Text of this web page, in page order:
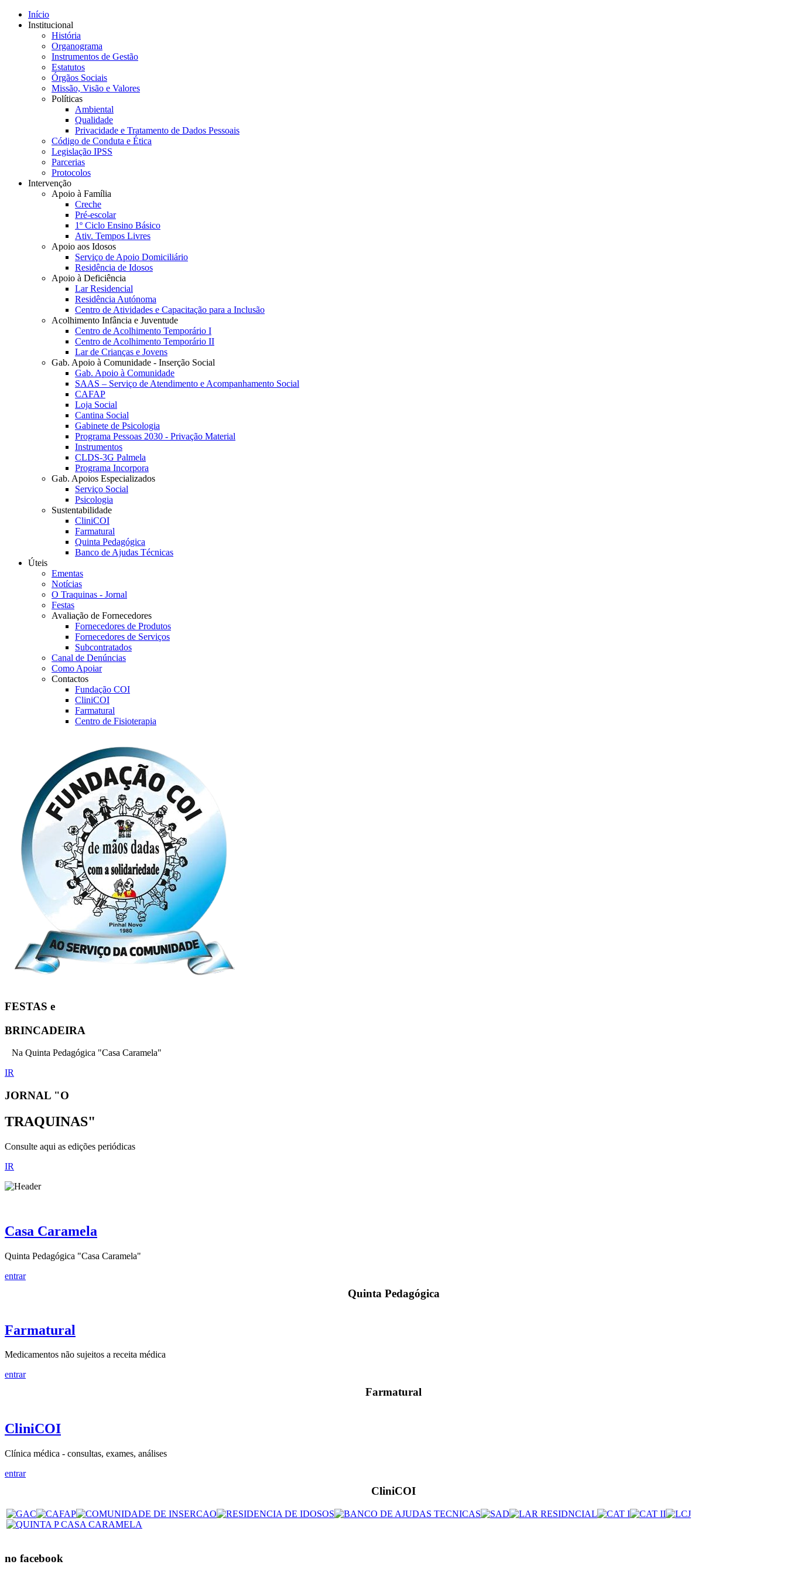
Início
Institucional
História
Organograma
Instrumentos de Gestão
Estatutos
Órgãos Sociais
Missão, Visão e Valores
Políticas
Ambiental
Qualidade
Privacidade e Tratamento de Dados Pessoais
Código de Conduta e Ética
Legislação IPSS
Parcerias
Protocolos
Intervenção
Apoio à Família
Creche
Pré-escolar
1º Ciclo Ensino Básico
Ativ. Tempos Livres
Apoio aos Idosos
Serviço de Apoio Domiciliário
Residência de Idosos
Apoio à Deficiência
Lar Residencial
Residência Autónoma
Centro de Atividades e Capacitação para a Inclusão
Acolhimento Infância e Juventude
Centro de Acolhimento Temporário I
Centro de Acolhimento Temporário II
Lar de Crianças e Jovens
Gab. Apoio à Comunidade - Inserção Social
Gab. Apoio à Comunidade
SAAS – Serviço de Atendimento e Acompanhamento Social
CAFAP
Loja Social
Cantina Social
Gabinete de Psicologia
Programa Pessoas 2030 - Privação Material
Instrumentos
CLDS-3G Palmela
Programa Incorpora
Gab. Apoios Especializados
Serviço Social
Psicologia
Sustentabilidade
CliniCOI
Farmatural
Quinta Pedagógica
Banco de Ajudas Técnicas
Úteis
Ementas
Notícias
O Traquinas - Jornal
Festas
Avaliação de Fornecedores
Fornecedores de Produtos
Fornecedores de Serviços
Subcontratados
Canal de Denúncias
Como Apoiar
Contactos
Fundação COI
CliniCOI
Farmatural
Centro de Fisioterapia
FESTAS e
BRINCADEIRA
Na Quinta Pedagógica "Casa Caramela"
IR
JORNAL "O
TRAQUINAS"
Consulte aqui as edições periódicas
IR
Casa Caramela
Quinta Pedagógica "Casa Caramela"
entrar
Quinta Pedagógica
Farmatural
Medicamentos não sujeitos a receita médica
entrar
Farmatural
CliniCOI
Clínica médica - consultas, exames, análises
entrar
CliniCOI
no facebook